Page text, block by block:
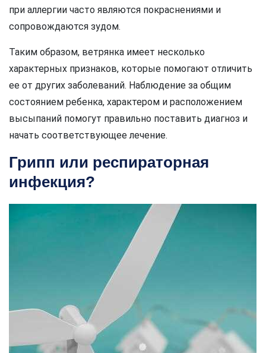
при аллергии часто являются покраснениями и
сопровождаются зудом.
Таким образом, ветрянка имеет несколько
характерных признаков, которые помогают отличить
ее от других заболеваний. Наблюдение за общим
состоянием ребенка, характером и расположением
высыпаний помогут правильно поставить диагноз и
начать соответствующее лечение.
Грипп или респираторная
инфекция?